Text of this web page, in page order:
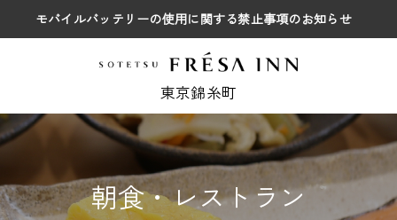
モバイルバッテリーの使用に関する禁止事項のお知らせ
東京錦糸町
朝食・レストラン